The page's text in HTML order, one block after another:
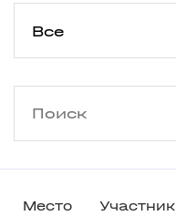
Место Участник